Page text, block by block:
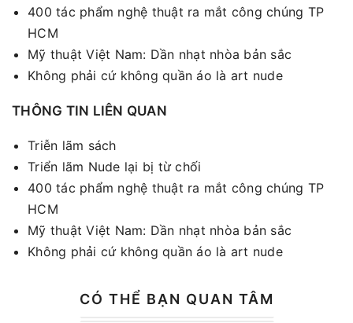
400 tác phẩm nghệ thuật ra mắt công chúng TP
HCM
Mỹ thuật Việt Nam: Dần nhạt nhòa bản sắc
Không phải cứ không quần áo là art nude
THÔNG TIN LIÊN QUAN
Triễn lãm sách
Triển lãm Nude lại bị từ chối
400 tác phẩm nghệ thuật ra mắt công chúng TP
HCM
Mỹ thuật Việt Nam: Dần nhạt nhòa bản sắc
Không phải cứ không quần áo là art nude
CÓ THỂ BẠN QUAN TÂM